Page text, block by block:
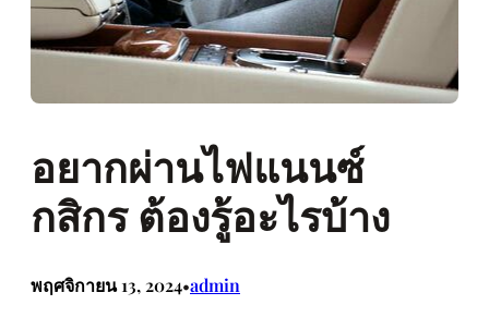
อยากผ่านไฟแนนซ์
กสิกร ต้องรู้อะไรบ้าง
พฤศจิกายน 13, 2024•admin